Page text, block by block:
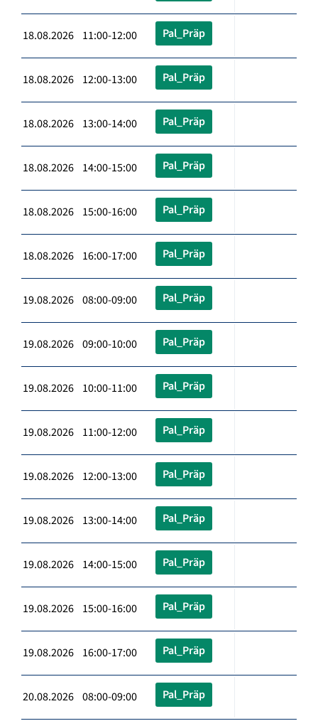
18.08.2026 11:00-12:00 Pal_Präp
18.08.2026 12:00-13:00 Pal_Präp
18.08.2026 13:00-14:00 Pal_Präp
18.08.2026 14:00-15:00 Pal_Präp
18.08.2026 15:00-16:00 Pal_Präp
18.08.2026 16:00-17:00 Pal_Präp
19.08.2026 08:00-09:00 Pal_Präp
19.08.2026 09:00-10:00 Pal_Präp
19.08.2026 10:00-11:00 Pal_Präp
19.08.2026 11:00-12:00 Pal_Präp
19.08.2026 12:00-13:00 Pal_Präp
19.08.2026 13:00-14:00 Pal_Präp
19.08.2026 14:00-15:00 Pal_Präp
19.08.2026 15:00-16:00 Pal_Präp
19.08.2026 16:00-17:00 Pal_Präp
20.08.2026 08:00-09:00 Pal_Präp